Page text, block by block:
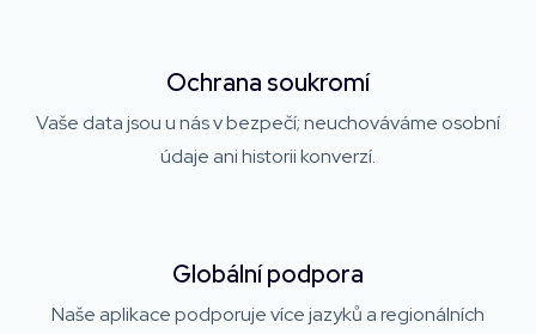
Ochrana soukromí
Vaše data jsou u nás v bezpečí; neuchováváme osobní
údaje ani historii konverzí.
Globální podpora
Naše aplikace podporuje více jazyků a regionálních